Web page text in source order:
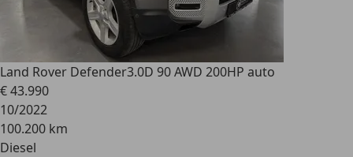
Land Rover Defender3.0D 90 AWD 200HP auto
€ 43.990
10/2022
100.200 km
Diesel